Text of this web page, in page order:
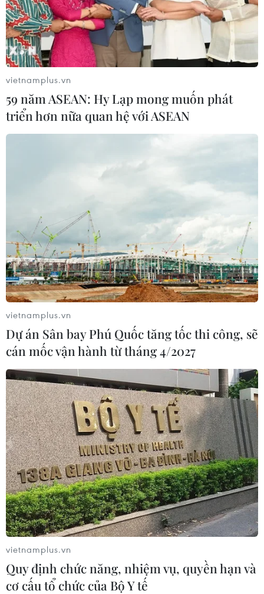
vietnamplus.vn
59 năm ASEAN: Hy Lạp mong muốn phát
triển hơn nữa quan hệ với ASEAN
vietnamplus.vn
Dự án Sân bay Phú Quốc tăng tốc thi công, sẽ
cán mốc vận hành từ tháng 4/2027
vietnamplus.vn
Quy định chức năng, nhiệm vụ, quyền hạn và
cơ cấu tổ chức của Bộ Y tế